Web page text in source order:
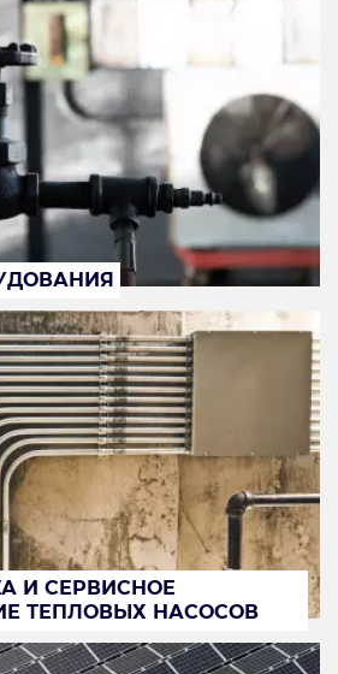
И СЕРВИСНОЕ
ТЕПЛОВЫХ НАСОСОВ